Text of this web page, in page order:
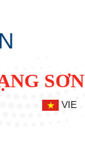
SƠN
VIE